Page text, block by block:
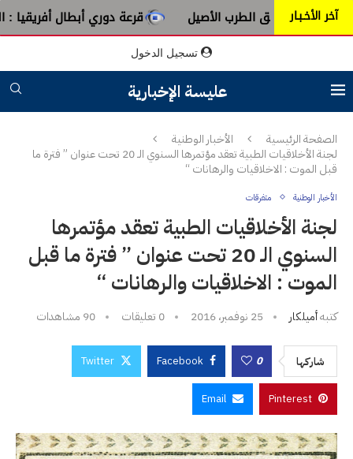
آخر الأخـبـار
عبق الطرب الأصيل قرعة دوري أبطال أفريقيا : النادي
تسجيل الدخول
عليسة الإخبارية
الصفحة الرئيسية
الأخبار الوطنية
لجنة الأخلاقيات الطبية تعقد مؤتمرها السنوي الـ 20 تحت عنوان ” فترة ما
قبل الموت : الاخلاقيات والرهانات “
الأخبار الوطنية متفرقات
لجنة الأخلاقيات الطبية تعقد مؤتمرها
السنوي الـ 20 تحت عنوان ” فترة ما قبل
الموت : الاخلاقيات والرهانات “
كتبهأميلكار 25 نوفمبر، 2016 0 تعليقات 90 مشاهدات
شاركها 0
Facebook
Twitter
Pinterest
Email